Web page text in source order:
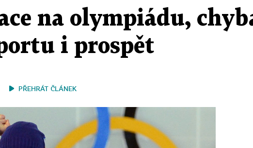
na olympiádu,
i prospět
PŘEHRÁT ČLÁNEK